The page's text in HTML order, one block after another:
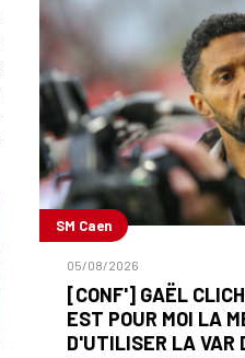
SM Caen
05/08/2026
[CONF'] GAËL
EST POUR MOI LA
D'UTILISER LA VAR